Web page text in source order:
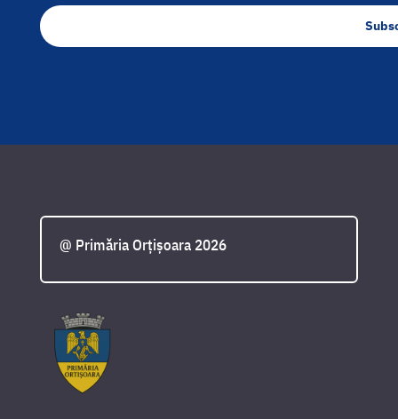
@ Primăria Orțișoara 2026